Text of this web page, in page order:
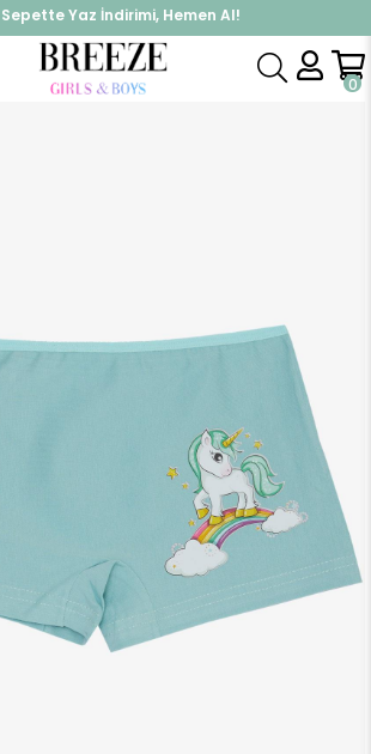
Sepette Yaz İndirimi, Hemen Al!
ek %10 İndirimi Kap, Hemen Üye Ol!
0
Giyim KIZ İç Giyim Kız Çocuk Boxer Sevimli Unicorn & Gökkuşağı Baskılı Su Yeşili (5 Yaş)